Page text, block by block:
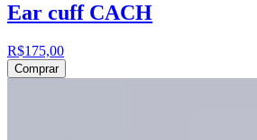
Ear cuff CACH
R$175,00
Comprar